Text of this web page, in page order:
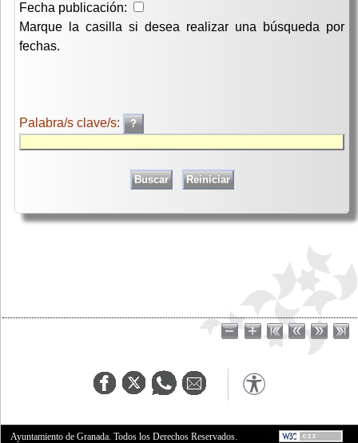
Fecha publicación:
Marque la casilla si desea realizar una búsqueda por
fechas.
Palabra/s clave/s:
Ayuntamiento de Granada. Todos los Derechos Reservados.